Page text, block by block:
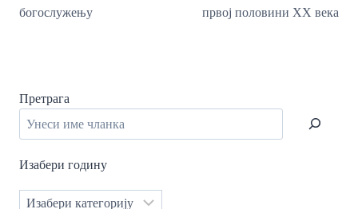
богослужењу
првој половини ХХ века
Претрага
Изабери годину
Категорије